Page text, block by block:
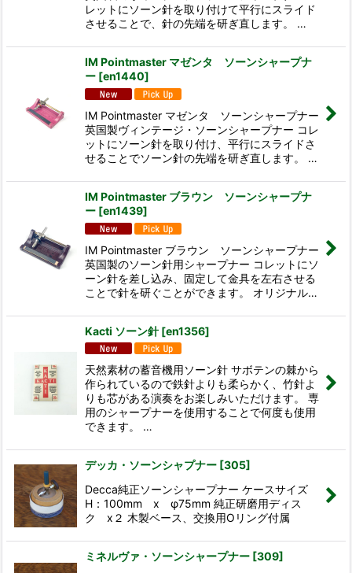
レットにソーン針を取り付けて平行にスライド
させることで、針の先端を研ぎ直します。 …
IM Pointmaster マゼンタ ソーンシャープナ
ー [en1440]
IM Pointmaster マゼンタ ソーンシャープナー
英国製ヴィンテージ・ソーンシャープナー コレ
ットにソーン針を取り付け、平行にスライドさ
せることでソーン針の先端を研ぎ直します。 …
IM Pointmaster ブラウン ソーンシャープナ
ー [en1439]
IM Pointmaster ブラウン ソーンシャープナー
英国製のソーン針用シャープナー コレットにソ
ーン針を差し込み、固定して金具を左右させる
ことで針を研ぐことができます。 オリジナル…
Kacti ソーン針 [en1356]
天然素材の蓄音機用ソーン針 サボテンの棘から
作られているので鉄針よりも柔らかく、竹針よ
りも芯がある演奏をお楽しみいただけます。 専
用のシャープナーを使用することで何度も使用
できます。 …
デッカ・ソーンシャプナー [305]
Decca純正ソーンシャープナー ケースサイズ
H：100mm x φ75mm 純正研磨用ディス
ク x２ 木製ベース、交換用Oリング付属
ミネルヴァ・ソーンシャープナー [309]